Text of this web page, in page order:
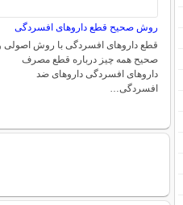
روش صحیح قطع داروهای افسردگی
قطع داروهای افسردگی با روش اصولی
صحیح همه چیز درباره قطع مصرف
داروهای افسردگی داروهای ضد
افسردگی…